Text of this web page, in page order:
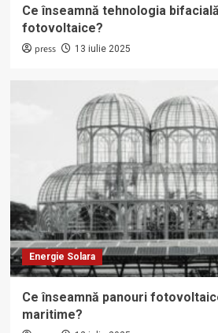
Ce înseamnă tehnologia
fotovoltaice?
press 13 iulie 2025
Energie Solara
Ce înseamnă panouri
maritime?